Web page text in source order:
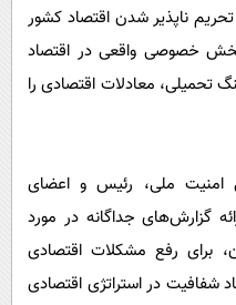
ناپذیر شدن اقتصاد کشور
خصوصی واقعی در اقتصاد
تحمیلی، معادلات اقتصادی را
امنیت ملی، رئیس و اعضای
گزارش‌های جداگانه در مورد
برای رفع مشکلات اقتصادی
شفافیت در استراتژی اقتصادی